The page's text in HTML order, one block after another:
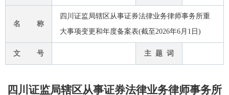
名 称
四川证监局辖区从事证券法律业务律师事务所重
大事项变更和年度备案表(截至2026年6月1日)
文 号 主 题 词
四川证监局辖区从事证券法律业务律师事务所